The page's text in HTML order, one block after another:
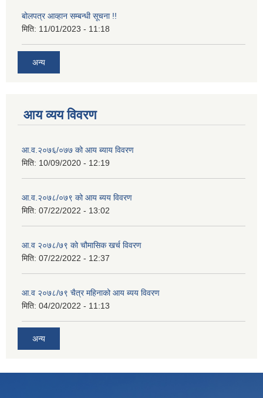
बोलपत्र आव्हान सम्बन्धी सूचना !!
मिति: 11/01/2023 - 11:18
अन्य
आय व्यय विवरण
आ.व.२०७६/०७७ को आय ब्याय विवरण
मिति: 10/09/2020 - 12:19
आ.व.२०७८/०७९ को आय ब्यय विवरण
मिति: 07/22/2022 - 13:02
आ.व २०७८/७९ को चौमासिक खर्च विवरण
मिति: 07/22/2022 - 12:37
आ.व २०७८/७९ चैत्र महिनाको आय ब्यय विवरण
मिति: 04/20/2022 - 11:13
अन्य